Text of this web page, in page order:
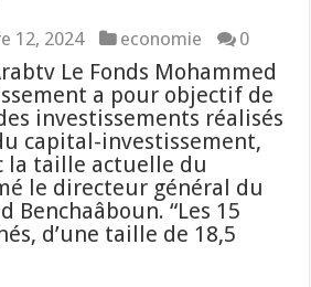
12, 2024 economie 0
Le Fonds Mohammed
a pour objectif de
investissements réalisés
capital-investissement,
la taille actuelle du
le directeur général du
Benchaâboun. “Les 15
d’une taille de 18,5